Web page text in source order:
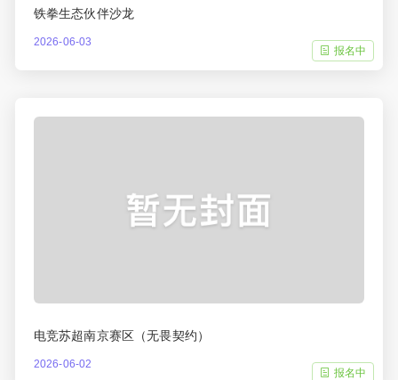
铁拳生态伙伴沙龙
2026-06-03
报名中
电竞苏超南京赛区（无畏契约）
2026-06-02
报名中